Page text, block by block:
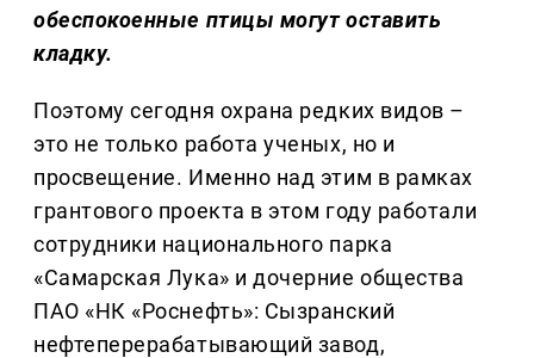
обеспокоенные птицы могут оставить
кладку.
Поэтому сегодня охрана редких видов –
это не только работа ученых, но и
просвещение. Именно над этим в рамках
грантового проекта в этом году работали
сотрудники национального парка
«Самарская Лука» и дочерние общества
ПАО «НК «Роснефть»: Сызранский
нефтеперерабатывающий завод,